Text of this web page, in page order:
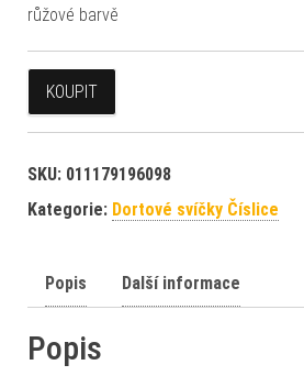
růžové barvě
KOUPIT
SKU: 011179196098
Kategorie: Dortové svíčky Číslice
Popis Další informace
Popis